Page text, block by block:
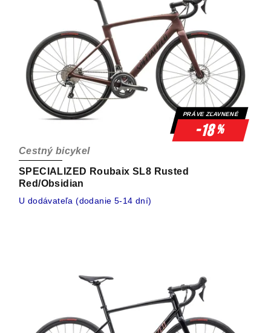
PRÁVE ZĽAVNENÉ
-18%
SPECIALIZED Roubaix SL8 Rusted
Red/Obsidian
Cestný bicykel
U dodávateľa (dodanie 5-14 dní)